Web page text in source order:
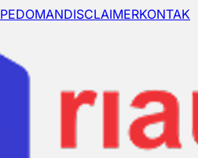
PEDOMANDISCLAIMERKONTAK